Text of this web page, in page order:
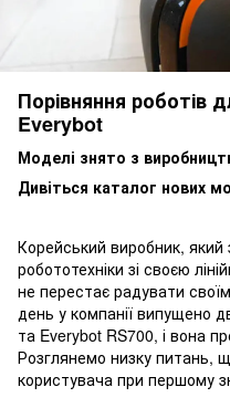
Порівняння роботів
Everybot
Моделі знято з
Дивіться каталог нових
Корейський виробник, який
робототехніки зі своєю
не перестає радувати
день у компанії випущено
та Everybot RS700, і вона
Розглянемо низку питань,
користувача при першому